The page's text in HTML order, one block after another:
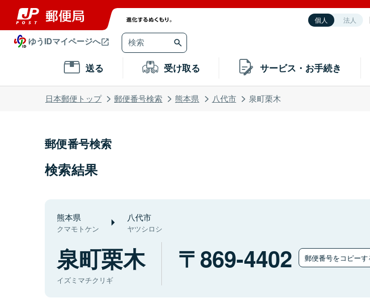
個人 法人
ゆうIDマイページへ
送る 受け取る サービス・お手続き
日本郵便トップ 郵便番号検索 熊本県 八代市 泉町栗木
郵便番号検索
検索結果
熊本県
クマモトケン
八代市
ヤツシロシ
泉町栗木
イズミマチクリギ
869-4402 郵便番号をコピーす